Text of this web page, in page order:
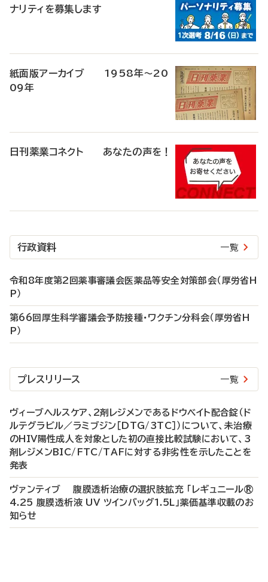
ナリティを募集します
紙面版アーカイブ 1958年～20
09年
日刊薬業コネクト あなたの声を！
行政資料 一覧
令和8年度第2回薬事審議会医薬品等安全対策部会（厚労省H
P）
第66回厚生科学審議会予防接種・ワクチン分科会（厚労省H
P）
プレスリリース 一覧
ヴィーブヘルスケア、2剤レジメンであるドウベイト配合錠（ド
ルテグラビル／ラミブジン［DTG/3TC］）について、未治療
のHIV陽性成人を対象とした初の直接比較試験において、3
剤レジメンBIC/FTC/TAFに対する非劣性を示したことを
発表
ヴァンティブ 腹膜透析治療の選択肢拡充 「レギュニール®
4.25 腹膜透析液 UV ツインバッグ1.5L」薬価基準収載のお
知らせ